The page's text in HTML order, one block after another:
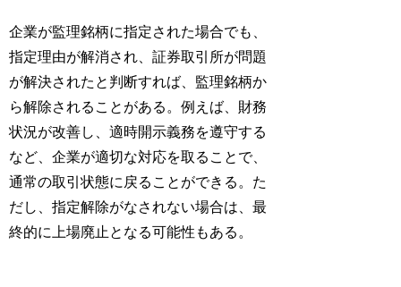
企業が監理銘柄に指定された場合でも、
指定理由が解消され、証券取引所が問題
が解決されたと判断すれば、監理銘柄か
ら解除されることがある。例えば、財務
状況が改善し、適時開示義務を遵守する
など、企業が適切な対応を取ることで、
通常の取引状態に戻ることができる。た
だし、指定解除がなされない場合は、最
終的に上場廃止となる可能性もある。